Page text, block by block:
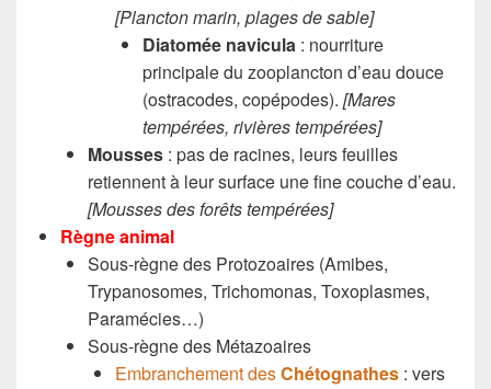
[Plancton marin, plages de sable]
Diatomée navicula : nourriture
principale du zooplancton d’eau douce
(ostracodes, copépodes). [Mares
tempérées, rivières tempérées]
Mousses : pas de racines, leurs feuilles
retiennent à leur surface une fine couche d’eau.
[Mousses des forêts tempérées]
Règne animal
Sous-règne des Protozoaires (Amibes,
Trypanosomes, Trichomonas, Toxoplasmes,
Paramécies…)
Sous-règne des Métazoaires
Embranchement desChétognathes : vers